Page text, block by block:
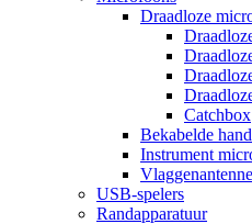
Draadloze
Catchbox
Bekabelde
Instrument
Vlaggenantenne
USB-spelers
Randapparatuur